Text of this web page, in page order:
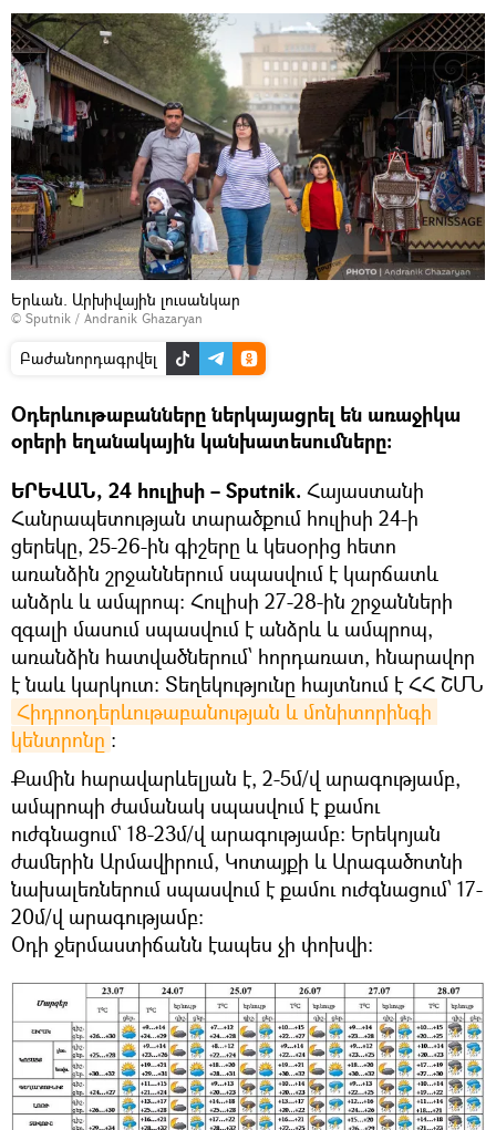
Երևան. Արխիվային լուսանկար
© Sputnik / Andranik Ghazaryan
Բաժանորդագրվել
Օդերևութաբանները ներկայացրել են առաջիկա
օրերի եղանակային կանխատեսումները։
ԵՐԵՎԱՆ, 24 հուլիսի – Sputnik. Հայաստանի
Հանրապետության տարածքում հուլիսի 24-ի
ցերեկը, 25-26-ին գիշերը և կեսօրից հետո
առանձին շրջաններում սպասվում է կարճատև
անձրև և ամպրոպ։ Հուլիսի 27-28-ին շրջանների
զգալի մասում սպասվում է անձրև և ամպրոպ,
առանձին հատվածներում՝ հորդառատ, հնարավոր
է նաև կարկուտ։ Տեղեկությունը հայտնում է ՀՀ ՇՄՆ
Հիդրոօդերևութաբանության և մոնիտորինգի
կենտրոնը ։
Քամին հարավարևելյան է, 2-5մ/վ արագությամբ,
ամպրոպի ժամանակ սպասվում է քամու
ուժգնացում` 18-23մ/վ արագությամբ: Երեկոյան
ժամերին Արմավիրում, Կոտայքի և Արագածոտնի
նախալեռներում սպասվում է քամու ուժգնացում՝ 17-
20մ/վ արագությամբ։
Օդի ջերմաստիճանն էապես չի փոխվի։